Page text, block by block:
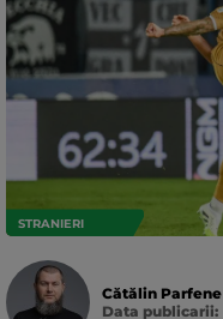
STRANIERI
Cătălin Parfene
Data publicarii: